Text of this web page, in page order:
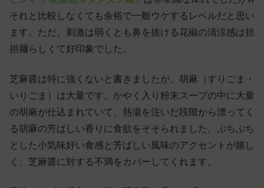
それと比較しなくても余裕で一般ウケするレベルだと思い
ます。ただ、刺激は弱くとも鼻を抜ける花椒の清涼感は担
担麺らしくて好印象でした。
芝麻醤は特に強くないと書きましたが、胡麻（すりごま・
いりごま）は大量です。かやく入り粉末スープの中に大量
の胡麻が仕込まれていて、熱湯を注いだ段階から漂ってく
る胡麻の芳ばしい香りに食欲をそそられました。ぷちぷち
とした小気味好い食感と芳ばしい風味のアクセントが嬉し
く、芝麻醤に対する不満をカバーしてくれます。